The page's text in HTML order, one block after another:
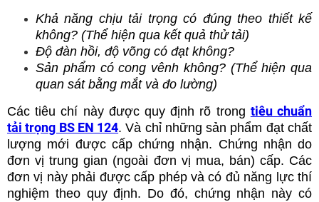
Khả năng chịu tải trọng có đúng theo thiết kế
không? (Thể hiện qua kết quả thử tải)
Độ đàn hồi, độ võng có đạt không?
Sản phẩm có cong vênh không? (Thể hiện qua
quan sát bằng mắt và đo lường)
Các tiêu chí này được quy định rõ trong tiêu chuẩn
tải trọng BS EN 124. Và chỉ những sản phẩm đạt chất
lượng mới được cấp chứng nhận. Chứng nhận do
đơn vị trung gian (ngoài đơn vị mua, bán) cấp. Các
đơn vị này phải được cấp phép và có đủ năng lực thí
nghiệm theo quy định. Do đó, chứng nhận này có